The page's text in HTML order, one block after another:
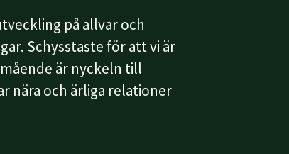
på allvar och
Schysstaste för att vi är
är nyckeln till
nära och ärliga relationer